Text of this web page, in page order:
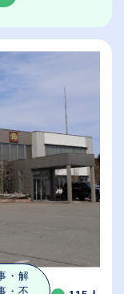
・解
・不